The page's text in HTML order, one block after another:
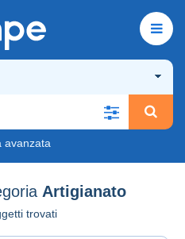
avanzata
Artigianato
trovati